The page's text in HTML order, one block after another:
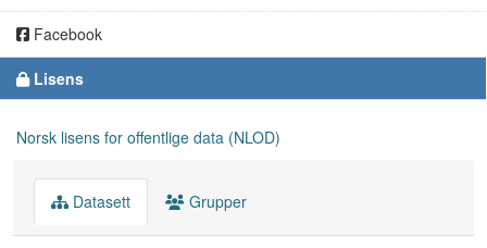
Facebook
Lisens
Norsk lisens for offentlige data (NLOD)
Datasett Grupper